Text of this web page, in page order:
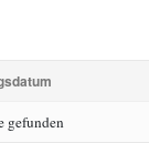
gefunden